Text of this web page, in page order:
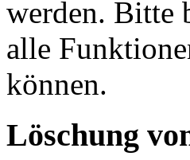
werden. Bitte
alle
können.
Löschung